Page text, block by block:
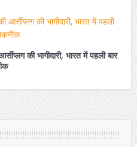
की भागीदारी, भारत में पहली बार